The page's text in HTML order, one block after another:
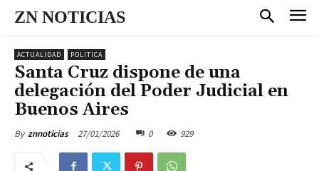
ZN NOTICIAS
ACTUALIDAD POLITICA
Santa Cruz dispone de una
delegación del Poder Judicial en
Buenos Aires
By znnoticias 27/01/2026 0 929